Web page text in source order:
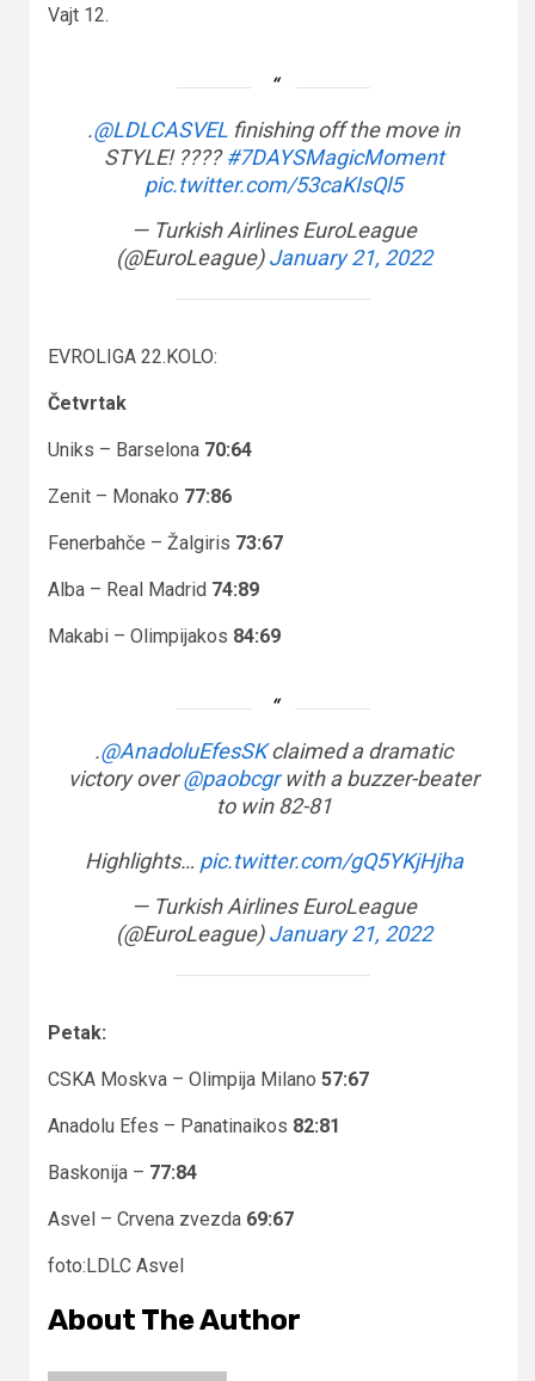
Vajt 12.
.@LDLCASVEL finishing off the move in
STYLE! ????#7DAYSMagicMoment
pic.twitter.com/53caKIsQl5
— Turkish Airlines EuroLeague
(@EuroLeague)January 21, 2022
EVROLIGA 22.KOLO:
Četvrtak
Uniks – Barselona 70:64
Zenit – Monako 77:86
Fenerbahče – Žalgiris 73:67
Alba – Real Madrid 74:89
Makabi – Olimpijakos 84:69
.@AnadoluEfesSKclaimed a dramatic
victory over@paobcgrwith a buzzer-beater
to win 82-81
Highlights… pic.twitter.com/gQ5YKjHjha
— Turkish Airlines EuroLeague
(@EuroLeague)January 21, 2022
Petak:
CSKA Moskva – Olimpija Milano 57:67
Anadolu Efes – Panatinaikos 82:81
Baskonija – 77:84
Asvel – Crvena zvezda 69:67
foto:LDLC Asvel
About The Author